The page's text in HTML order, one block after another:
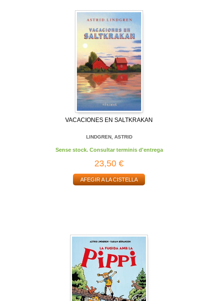
VACACIONES EN SALTKRAKAN
LINDGREN, ASTRID
Sense stock. Consultar terminis d'entrega
23,50 €
AFEGIR A LA CISTELLA